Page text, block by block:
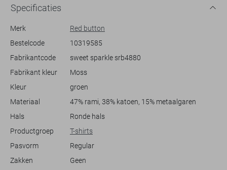
gaat of een rustige wandeling maakt.
Het ontwerp zonder zakken biedt een gestroomlijnde look, waardoor
met een lichte jeans voor een frisse dagelijkse stijl of combineer het
met een rok voor een iets gekledere look. De glanzende afwerking
maakt het ook geschikt voor gelegenheden die net een beetje extra
modieus item aan je garderobe toe.
Specificaties
Merk
Red button
Bestelcode
10319585
Fabrikantcode
sweet sparkle srb4880
Fabrikant kleur
Moss
Kleur
groen
Materiaal
47% rami, 38% katoen, 15% metaalgaren
Hals
Ronde hals
Productgroep
T-shirts
Pasvorm
Regular
Zakken
Geen